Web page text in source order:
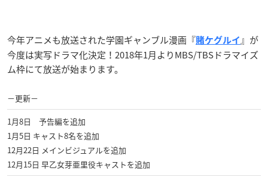
今年アニメも放送された学園ギャンブル漫画『賭ケグルイ』が
今度は実写ドラマ化決定！2018年1月よりMBS/TBSドラマイズ
ム枠にて放送が始まります。
−更新−
1月8日 予告編を追加
1月5日 キャスト8名を追加
12月22日 メインビジュアルを追加
12月15日 早乙女芽亜里役キャストを追加